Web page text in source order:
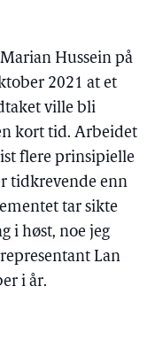
Hussein på
2021 at et
ville bli
kort tid. Arbeidet
flere prinsipielle
tidkrevende enn
tar sikte
i høst, noe jeg
Lan
i år.